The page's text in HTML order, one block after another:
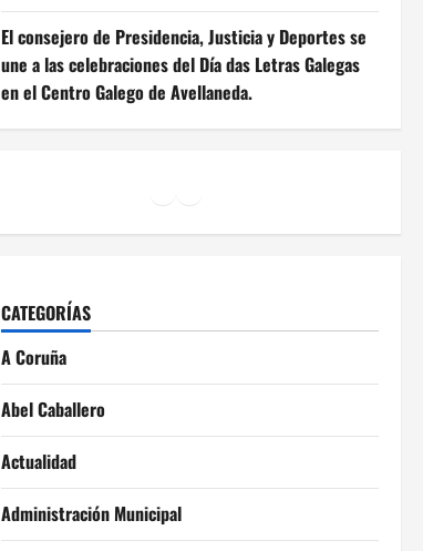
El consejero de Presidencia, Justicia y Deportes se
une a las celebraciones del Día das Letras Galegas
en el Centro Galego de Avellaneda.
CATEGORÍAS
A Coruña
Abel Caballero
Actualidad
Administración Municipal